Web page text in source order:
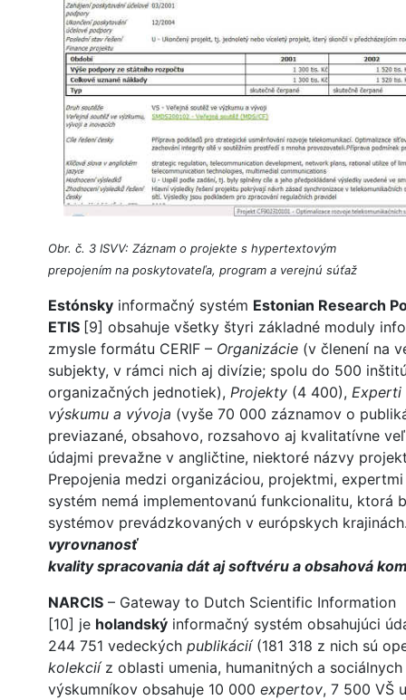
Obr. č. 3 ISVV: Záznam o projekte s hypertextovým
prepojením na poskytovateľa, program a verejnú súťaž
Estónsky informačný systém Estonian Research
ETIS [9] obsahuje všetky štyri základné moduly
zmysle formátu CERIF – Organizácie (v členení na
subjekty, v rámci nich aj divízie; spolu do 500
organizačných jednotiek), Projekty (4 400), Experti
výskumu a vývoja (vyše 70 000 záznamov o
previazané, obsahovo, rozsahovo aj kvalitatívne
údajmi prevažne v angličtine, niektoré názvy
Prepojenia medzi organizáciou, projektmi,
systém nemá implementovanú funkcionalitu, ktorá
systémov prevádzkovaných v európskych
vyrovnanosť
kvality spracovania dát aj softvéru a obsahová
NARCIS – Gateway to Dutch Scientific Information
[10] je holandský informačný systém obsahujúci
244 751 vedeckých publikácií (181 318 z nich sú
kolekcií z oblasti umenia, humanitných a
výskumníkov obsahuje 10 000 expertov, 7 500 VŠ